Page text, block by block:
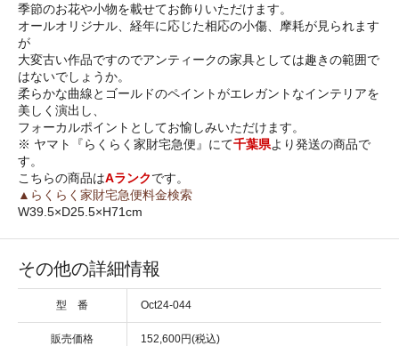
季節のお花や小物を載せてお飾りいただけます。
オールオリジナル、経年に応じた相応の小傷、摩耗が見られます
が
大変古い作品ですのでアンティークの家具としては趣きの範囲で
はないでしょうか。
柔らかな曲線とゴールドのペイントがエレガントなインテリアを
美しく演出し、
フォーカルポイントとしてお愉しみいただけます。
※ ヤマト『らくらく家財宅急便』にて千葉県より発送の商品で
す。
こちらの商品はAランクです。
▲らくらく家財宅急便料金検索
W39.5×D25.5×H71cm
その他の詳細情報
型 番 Oct24-044
販売価格 152,600円(税込)